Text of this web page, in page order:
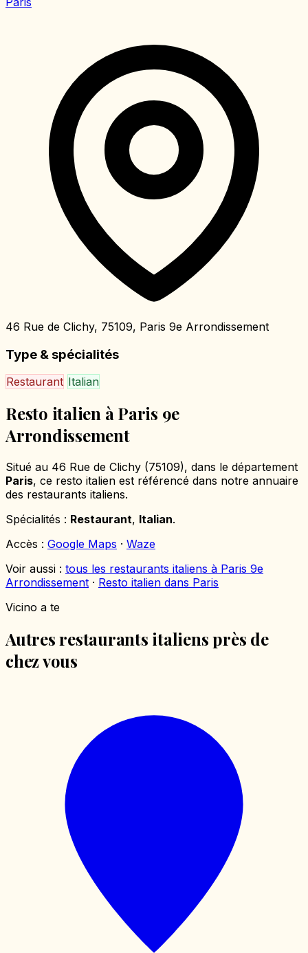
46 Rue de Clichy, 75109, Paris 9e Arrondissement
Type & spécialités
Restaurant Italian
Resto italien à Paris 9e
Arrondissement
Situé au 46 Rue de Clichy (75109), dans le département
Paris, ce resto italien est référencé dans notre annuaire
des restaurants italiens.
Spécialités : Restaurant, Italian.
Accès : Google Maps · Waze
Voir aussi : tous les restaurants italiens à Paris 9e
Arrondissement · Resto italien dans Paris
Vicino a te
Autres restaurants italiens près de
chez vous